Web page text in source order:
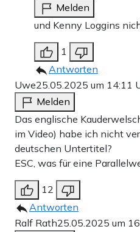
Melden
und Kenny Loggins
1
Antworten
Uwe25.05.2025 um 14:11
Melden
Das englische
im Video) habe ich nicht
deutschen Untertitel?
ESC, was für eine
12
Antworten
Ralf Rath25.05.2025 um